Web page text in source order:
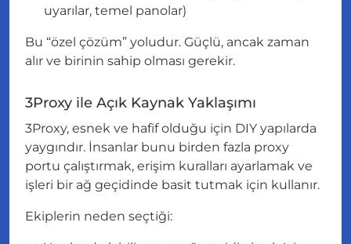
uyarılar, temel panolar)
Bu “özel çözüm” yoludur. Güçlü, ancak zaman
alır ve birinin sahip olması gerekir.
3Proxy ile Açık Kaynak Yaklaşımı
3Proxy, esnek ve hafif olduğu için DIY yapılarda
yaygındır. İnsanlar bunu birden fazla proxy
portu çalıştırmak, erişim kuralları ayarlamak ve
işleri bir ağ geçidinde basit tutmak için kullanır.
Ekiplerin neden seçtiği: